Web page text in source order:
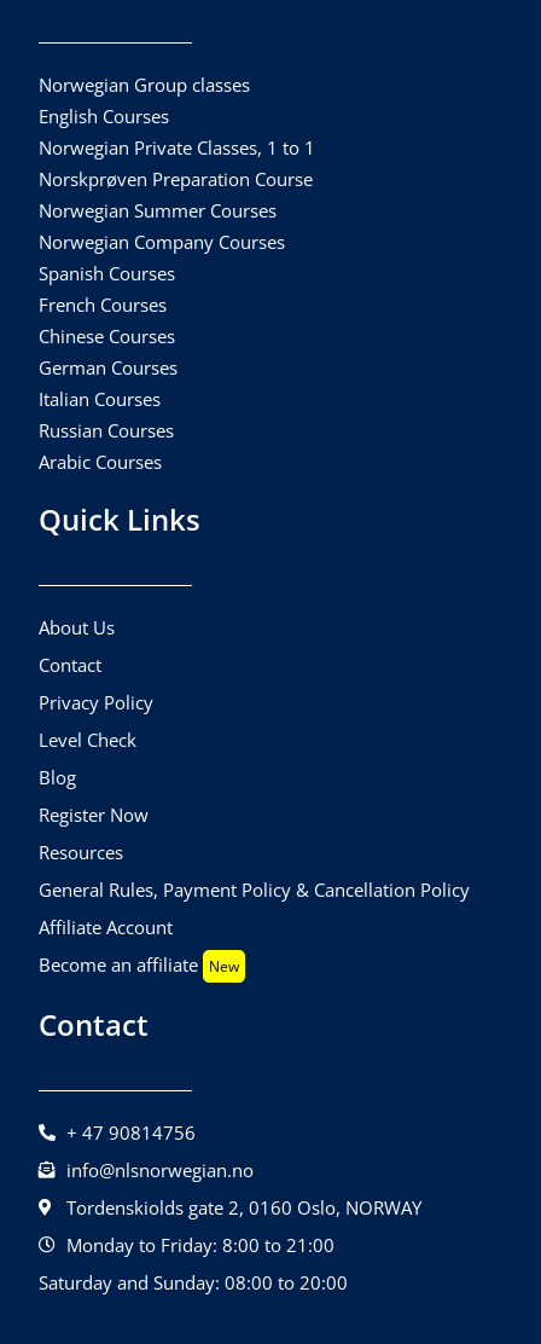
Norwegian Group classes
English Courses
Norwegian Private Classes, 1 to 1
Norskprøven Preparation Course
Norwegian Summer Courses
Norwegian Company Courses
Spanish Courses
French Courses
Chinese Courses
German Courses
Italian Courses
Russian Courses
Arabic Courses
Quick Links
About Us
Contact
Privacy Policy
Level Check
Blog
Register Now
Resources
General Rules, Payment Policy & Cancellation Policy
Affiliate Account
Become an affiliate New
Contact
+ 47 90814756
info@nlsnorwegian.no
Tordenskiolds gate 2, 0160 Oslo, NORWAY
Monday to Friday: 8:00 to 21:00
Saturday and Sunday: 08:00 to 20:00